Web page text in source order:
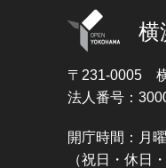
横
〒231-0005
法人番号：
開庁時間：月
（祝日・休日